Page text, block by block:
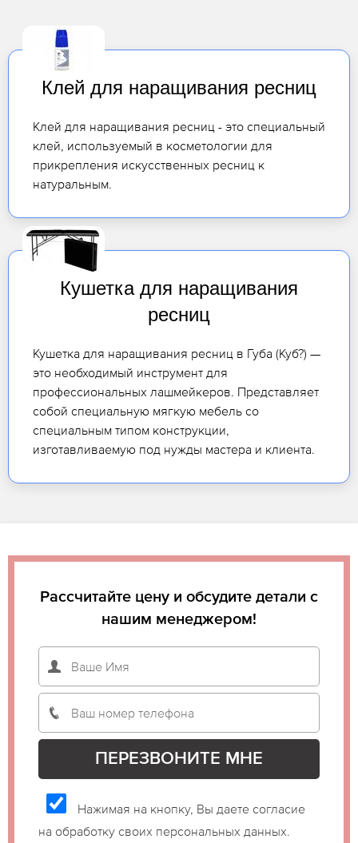
Клей для наращивания ресниц
Клей для наращивания ресниц - это специальный
клей, используемый в косметологии для
прикрепления искусственных ресниц к
натуральным.
Кушетка для наращивания
ресниц
Кушетка для наращивания ресниц в Губа (Куб?) —
это необходимый инструмент для
профессиональных лашмейкеров. Представляет
собой специальную мягкую мебель со
специальным типом конструкции,
изготавливаемую под нужды мастера и клиента.
Рассчитайте цену и обсудите детали с
нашим менеджером!
Нажимая на кнопку, Вы даете согласие
на обработку своих персональных данных.